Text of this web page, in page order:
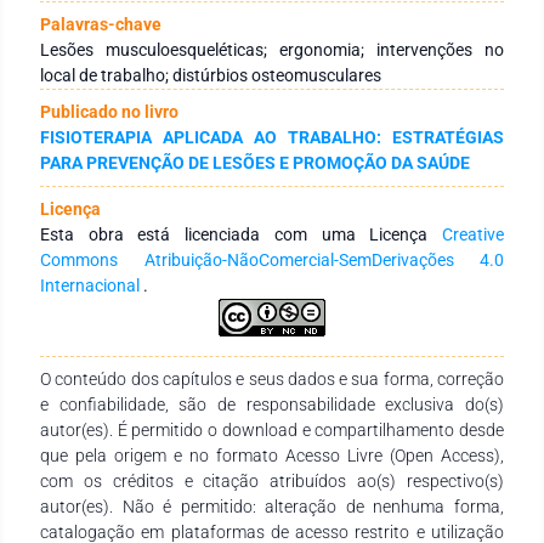
trabalho, uso de dispositivos assistivos e programas
multidimensionais. Os resultados indicam que tais
intervenções podem reduzir significativamente a incidência de
queixas musculoesqueléticas, especialmente na região
cervical e ombros, melhorando a saúde e o bem-estar dos
trabalhadores.
Palavras-chave
Lesões musculoesqueléticas; ergonomia; intervenções no
local de trabalho; distúrbios osteomusculares
Publicado no livro
FISIOTERAPIA APLICADA AO TRABALHO: ESTRATÉGIAS
PARA PREVENÇÃO DE LESÕES E PROMOÇÃO DA SAÚDE
Licença
Esta obra está licenciada com uma Licença Creative
Commons Atribuição-NãoComercial-SemDerivações 4.0
Internacional .
O conteúdo dos capítulos e seus dados e sua forma, correção
e confiabilidade, são de responsabilidade exclusiva do(s)
autor(es). É permitido o download e compartilhamento desde
que pela origem e no formato Acesso Livre (Open Access),
com os créditos e citação atribuídos ao(s) respectivo(s)
autor(es). Não é permitido: alteração de nenhuma forma,
catalogação em plataformas de acesso restrito e utilização